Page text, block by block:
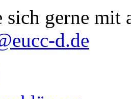
sich gerne mit
d.de